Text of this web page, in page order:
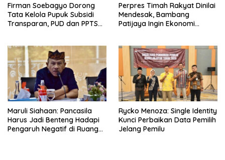
Firman Soebagyo Dorong
Tata Kelola Pupuk Subsidi
Transparan, PUD dan PPTS
Perpres Timah Rakyat Dinilai
Mendesak, Bambang
Patijaya Ingin Ekonomi
Maruli Siahaan: Pancasila
Harus Jadi Benteng Hadapi
Pengaruh Negatif di Ruang
Rycko Menoza: Single Identity
Kunci Perbaikan Data Pemilih
Jelang Pemilu